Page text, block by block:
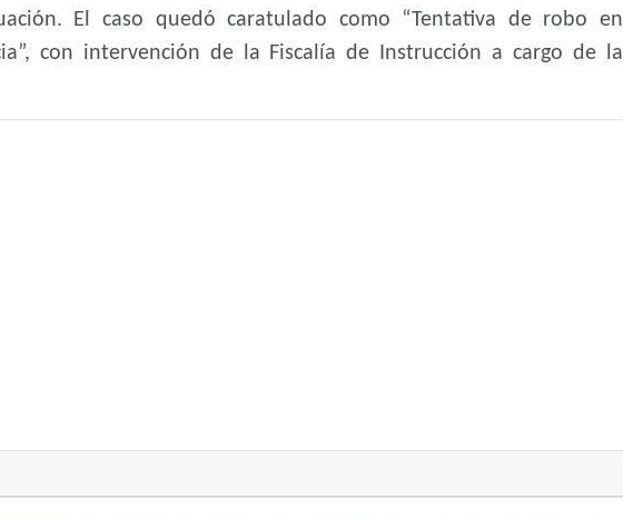
El caso quedó caratulado como “Tentativa de robo en
con intervención de la Fiscalía de Instrucción a cargo de la